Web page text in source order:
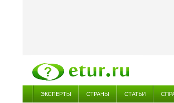
ЭКСПЕРТЫ СТРАНЫ СТАТЬИ